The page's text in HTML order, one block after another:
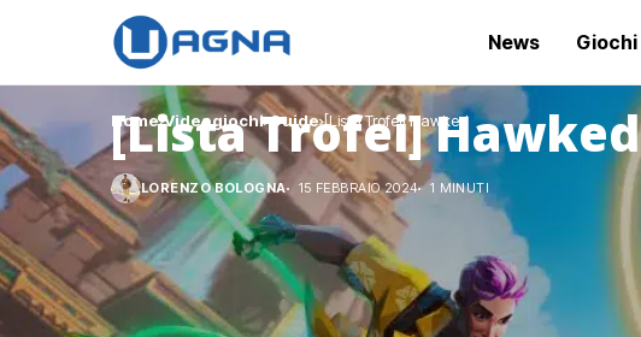
News Giochi
Home Videogiochi Guide [Lista Trofei] Hawked
[Lista Trofei] Hawked
LORENZO BOLOGNA 15 FEBBRAIO 2024 1 MINUTI